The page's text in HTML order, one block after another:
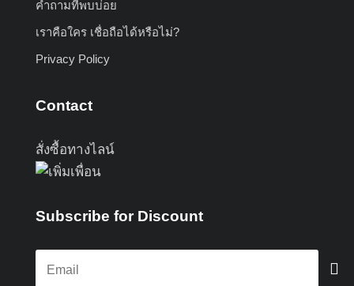
คำถามที่พบบ่อย
เราคือใคร เชื่อถือได้หรือไม่?
Privacy Policy
Contact
สั่งซื้อทางไลน์
Subscribe for Discount